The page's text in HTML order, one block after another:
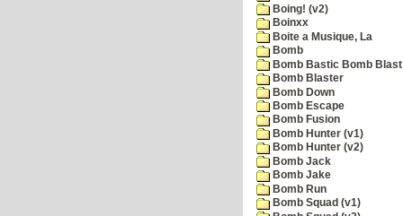
Boing! (v2)
Boinxx
Boite a Musique, La
Bomb
Bomb Bastic Bomb
Bomb Blaster
Bomb Down
Bomb Escape
Bomb Fusion
Bomb Hunter (v1)
Bomb Hunter (v2)
Bomb Jack
Bomb Jake
Bomb Run
Bomb Squad (v1)